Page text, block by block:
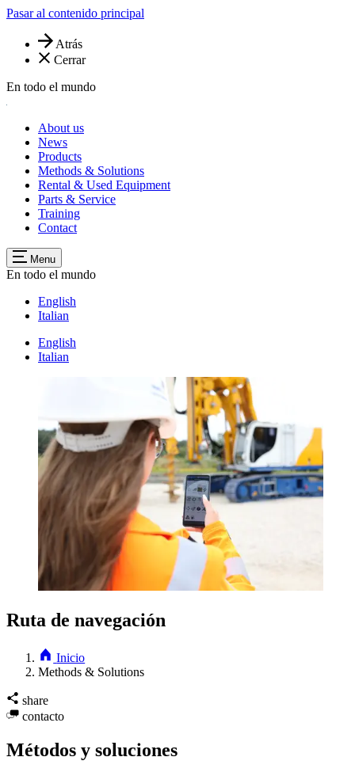
Pasar al contenido principal
Atrás
Cerrar
En todo el mundo
About us
News
Products
Methods & Solutions
Rental & Used Equipment
Parts & Service
Training
Contact
Menu
En todo el mundo
English
Italian
English
Italian
Ruta de navegación
Inicio
Methods & Solutions
share
contacto
Métodos y soluciones